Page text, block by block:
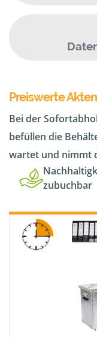
Preiswerte
Bei der
befüllen die
wartet und nimmt
zubuchbar